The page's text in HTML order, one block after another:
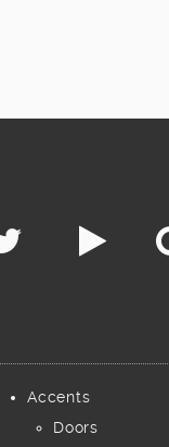
Accents
Doors